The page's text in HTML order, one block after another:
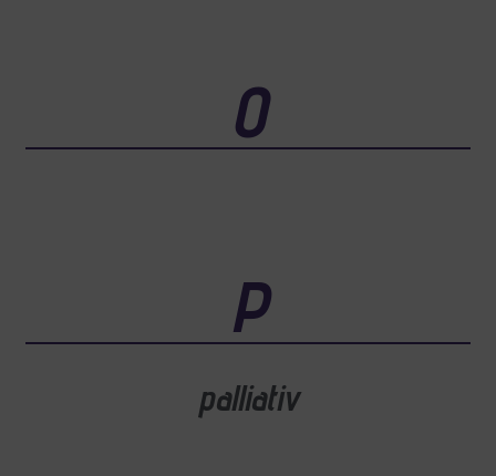
O
P
palliativ